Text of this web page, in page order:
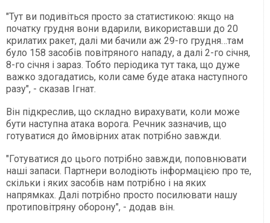
"Тут ви подивіться просто за статистикою: якщо на
початку грудня вони вдарили, використавши до 20
крилатих ракет, далі ми бачили аж 29-го грудня…там
було 158 засобів повітряного нападу, а далі 2-го січня,
8-го січня і зараз. Тобто періодика тут така, що дуже
важко здогадатись, коли саме буде атака наступного
разу", - сказав Ігнат.
Він підкреслив, що складно вирахувати, коли може
бути наступна атака ворога. Речник зазначив, що
готуватися до ймовірних атак потрібно завжди.
"Готуватися до цього потрібно завжди, поповнювати
наші запаси. Партнери володіють інформацією про те,
скільки і яких засобів нам потрібно і на яких
напрямках. Далі потрібно просто посилювати нашу
протиповітряну оборону", - додав він.